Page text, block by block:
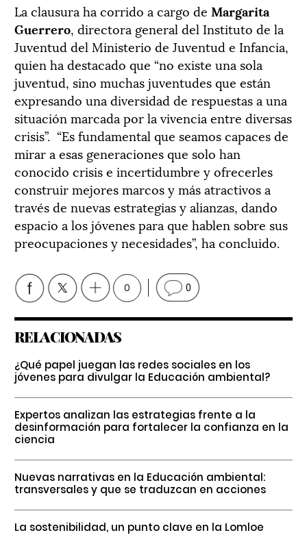
La clausura ha corrido a cargo de Margarita
Guerrero, directora general del Instituto de la
Juventud del Ministerio de Juventud e Infancia,
quien ha destacado que “no existe una sola
juventud, sino muchas juventudes que están
expresando una diversidad de respuestas a una
situación marcada por la vivencia entre diversas
crisis”. “Es fundamental que seamos capaces de
mirar a esas generaciones que solo han
conocido crisis e incertidumbre y ofrecerles
construir mejores marcos y más atractivos a
través de nuevas estrategias y alianzas, dando
espacio a los jóvenes para que hablen sobre sus
preocupaciones y necesidades”, ha concluido.
0 0
RELACIONADAS
¿Qué papel juegan las redes sociales en los
jóvenes para divulgar la Educación ambiental?
Expertos analizan las estrategias frente a la
desinformación para fortalecer la confianza en la
ciencia
Nuevas narrativas en la Educación ambiental:
transversales y que se traduzcan en acciones
La sostenibilidad, un punto clave en la Lomloe